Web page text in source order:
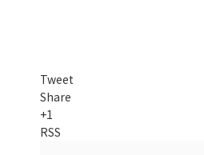
Tweet
Share
+1
RSS